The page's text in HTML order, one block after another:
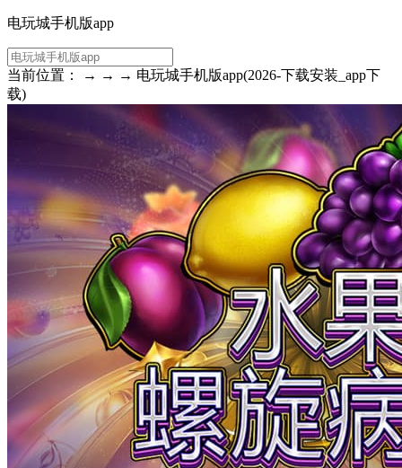
电玩城手机版app
当前位置： → → → 电玩城手机版app(2026-下载安装_app下
载)